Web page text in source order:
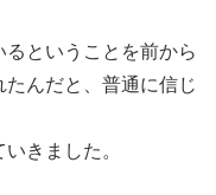
ということを前から
んだと、普通に信じ
きました。